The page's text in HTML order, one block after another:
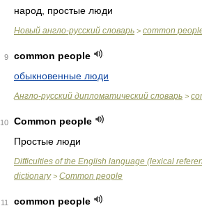
народ, простые люди
Новый англо-русский словарь > common
9
common people
обыкновенные люди
Англо-русский дипломатический словарь >
10
Common people
Простые люди
Difficulties of the English language (lexical
dictionary> Common people
11
common people